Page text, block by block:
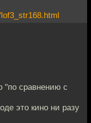
"по сравнению с
это кино ни разу